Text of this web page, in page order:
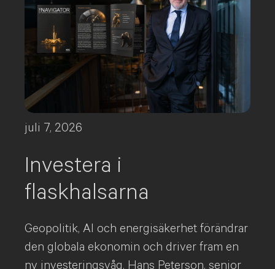
juli 7, 2026
Investera i
flaskhalsarna
Geopolitik, AI och energisäkerhet förändrar
den globala ekonomin och driver fram en
ny investeringsvåg. Hans Peterson, senior